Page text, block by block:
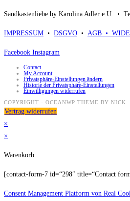
Sandkastenliebe by Karolina Adler e.U. •
IMPRESSUM • DSGVO • AGB •
Facebook Instagram
Contact
My Account
Privatsphäre-Einstellungen ändern
Historie der Privatsphäre-Einstellungen
Einwilligungen widerrufen
COPYRIGHT - OCEANWP THEME BY NICK
Vertrag widerrufen
×
×
Warenkorb
[contact-form-7 id=“298″ title=“Contact
Consent Management Platform von Real